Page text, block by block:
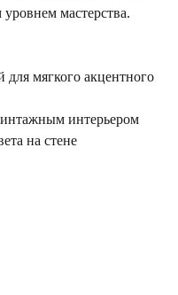
мастерства.
мягкого акцентного
интерьером
на стене